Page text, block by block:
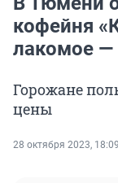
кофейня
лакомое —
Горожане
цены
28 октября 2023, 18:09